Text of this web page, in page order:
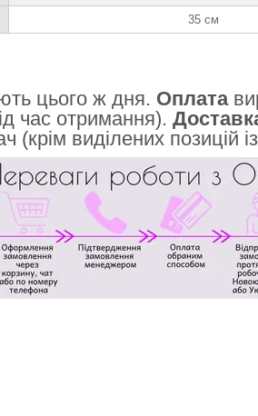
35 см
цього ж дня. Оплата
час отримання).
(крім виділених позицій